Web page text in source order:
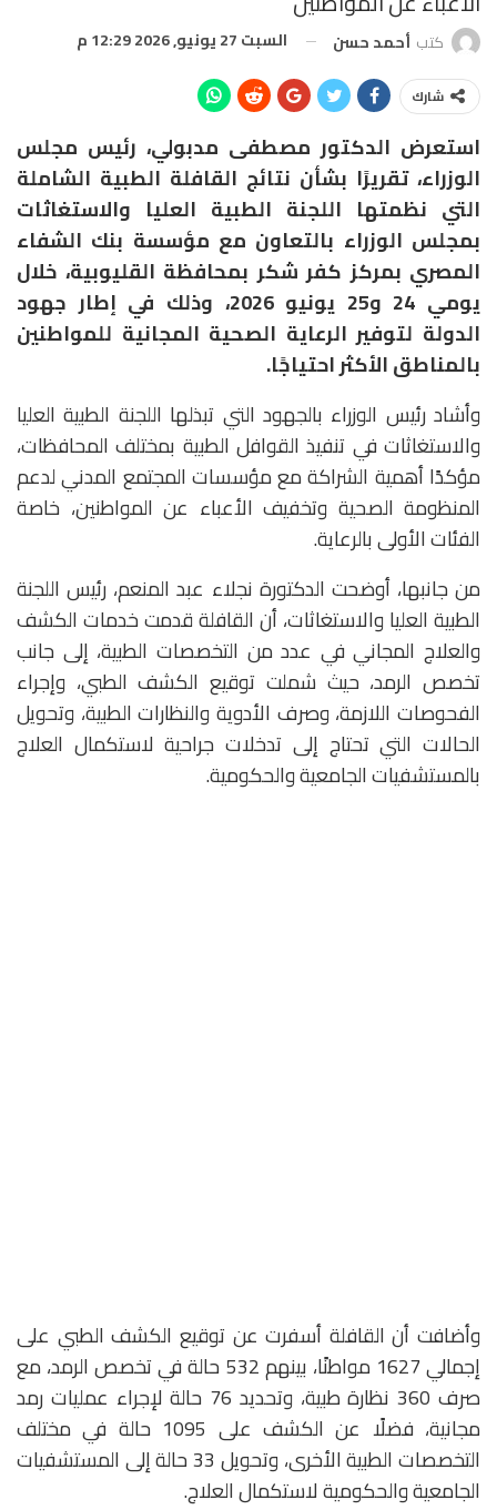
كتب أحمد حسن السبت 27 يونيو, 2026 12:29 م
شارك
استعرض الدكتور مصطفى مدبولي، رئيس مجلس
الوزراء، تقريرًا بشأن نتائج القافلة الطبية الشاملة
التي نظمتها اللجنة الطبية العليا والاستغاثات
بمجلس الوزراء بالتعاون مع مؤسسة بنك الشفاء
المصري بمركز كفر شكر بمحافظة القليوبية، خلال
يومي 24 و25 يونيو 2026، وذلك في إطار جهود
الدولة لتوفير الرعاية الصحية المجانية للمواطنين
بالمناطق الأكثر احتياجًا.
وأشاد رئيس الوزراء بالجهود التي تبذلها اللجنة الطبية العليا
والاستغاثات في تنفيذ القوافل الطبية بمختلف المحافظات،
مؤكدًا أهمية الشراكة مع مؤسسات المجتمع المدني لدعم
المنظومة الصحية وتخفيف الأعباء عن المواطنين، خاصة
الفئات الأولى بالرعاية.
من جانبها، أوضحت الدكتورة نجلاء عبد المنعم، رئيس اللجنة
الطبية العليا والاستغاثات، أن القافلة قدمت خدمات الكشف
والعلاج المجاني في عدد من التخصصات الطبية، إلى جانب
تخصص الرمد، حيث شملت توقيع الكشف الطبي، وإجراء
الفحوصات اللازمة، وصرف الأدوية والنظارات الطبية، وتحويل
الحالات التي تحتاج إلى تدخلات جراحية لاستكمال العلاج
بالمستشفيات الجامعية والحكومية.
وأضافت أن القافلة أسفرت عن توقيع الكشف الطبي على
إجمالي 1627 مواطنًا، بينهم 532 حالة في تخصص الرمد، مع
صرف 360 نظارة طبية، وتحديد 76 حالة لإجراء عمليات رمد
مجانية، فضلًا عن الكشف على 1095 حالة في مختلف
التخصصات الطبية الأخرى، وتحويل 33 حالة إلى المستشفيات
الجامعية والحكومية لاستكمال العلاج.